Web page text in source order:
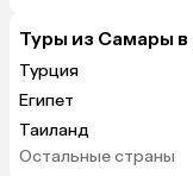
Туры из Самары
Турция
Египет
Таиланд
ОАЭ
Остальные страны